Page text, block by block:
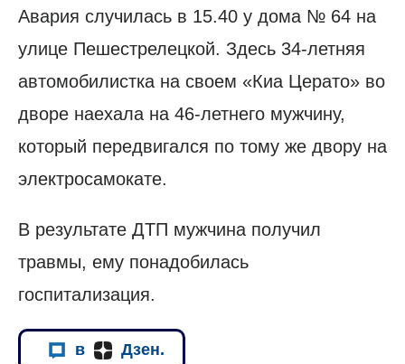
Авария случилась в 15.40 у дома № 64 на
улице Пешестрелецкой. Здесь 34-летняя
автомобилистка на своем «Киа Церато» во
дворе наехала на 46-летнего мужчину,
который передвигался по тому же двору на
электросамокате.
В результате ДТП мужчина получил
травмы, ему понадобилась
госпитализация.
в Дзен.